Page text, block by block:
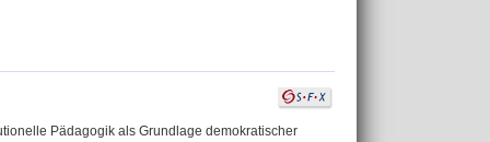
Pädagogik als Grundlage demokratischer